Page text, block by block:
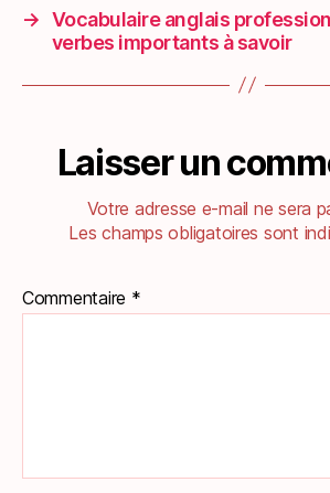
→ Vocabulaire anglais
verbes importants à savoir
Laisser un
Votre adresse e-mail ne sera
Les champs obligatoires sont
Commentaire *